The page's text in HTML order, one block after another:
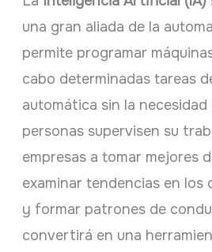
una gran aliada de la
permite programar
cabo determinadas tareas
automática sin la necesidad
personas supervisen su
empresas a tomar mejores
examinar tendencias en los
y formar patrones de
convertirá en una